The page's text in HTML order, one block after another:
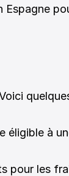
éligible à
pour les